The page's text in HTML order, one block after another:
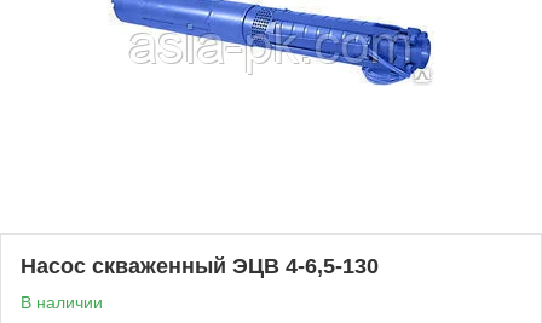
Насос скваженный ЭЦВ 4-6,5-130
В наличии